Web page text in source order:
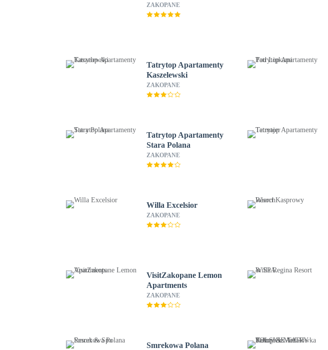
ZAKOPANE
Tatrytop Apartamenty
Kaszelewski
ZAKOPANE
Tatrytop Apartamenty
Stara Polana
ZAKOPANE
Willa Excelsior
ZAKOPANE
VisitZakopane Lemon
Apartments
ZAKOPANE
Smrekowa Polana